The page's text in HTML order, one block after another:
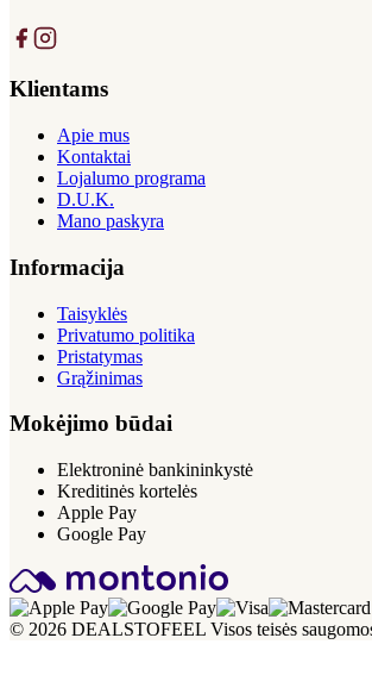
Klientams
Apie mus
Kontaktai
Lojalumo programa
D.U.K.
Mano paskyra
Informacija
Taisyklės
Privatumo politika
Pristatymas
Grąžinimas
Mokėjimo būdai
Elektroninė bankininkystė
Kreditinės kortelės
Apple Pay
Google Pay
© 2026 DEALSTOFEEL Visos teisės